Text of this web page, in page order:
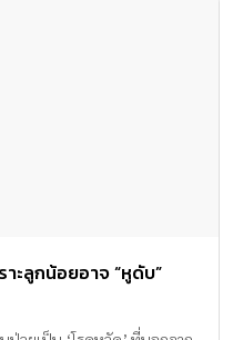
ะลูกน้อยอาจ “หูดับ”